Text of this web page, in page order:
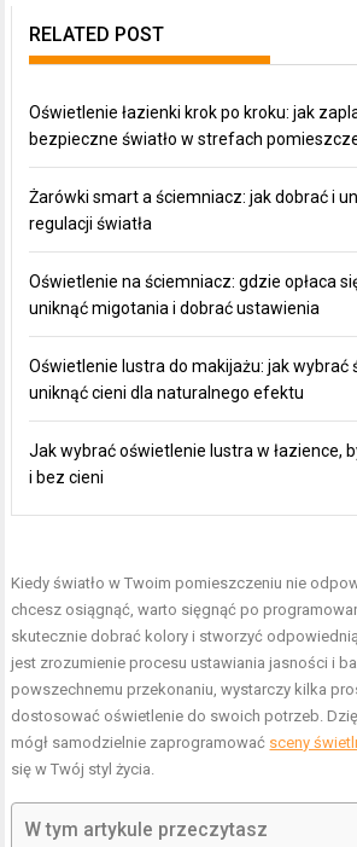
RELATED POST
Oświetlenie łazienki krok po kroku: jak
bezpieczne światło w strefach
Żarówki smart a ściemniacz: jak dobrać i
regulacji światła
Oświetlenie na ściemniacz: gdzie opłaca
uniknąć migotania i dobrać ustawienia
Oświetlenie lustra do makijażu: jak wybrać
uniknąć cieni dla naturalnego efektu
Jak wybrać oświetlenie lustra w łazience,
i bez cieni
Kiedy światło w Twoim pomieszczeniu nie
chcesz osiągnąć, warto sięgnąć po
skutecznie dobrać kolory i stworzyć
jest zrozumienie procesu ustawiania jasności i
powszechnemu przekonaniu, wystarczy kilka
dostosować oświetlenie do swoich potrzeb.
mógł samodzielnie zaprogramować sceny
się w Twój styl życia.
W tym artykule przeczytasz